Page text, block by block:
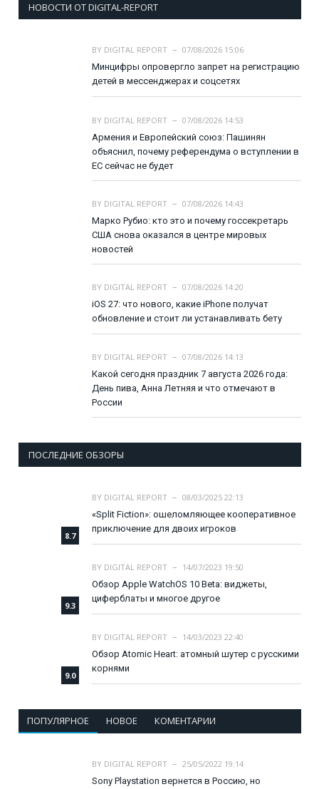
НОВОСТИ ОТ DIGITAL-REPORT
BY DIGITAL REPORT
07/08/2026 15:06
Минцифры опровергло запрет на регистрацию
детей в мессенджерах и соцсетях
BY DIGITAL REPORT
07/08/2026 14:53
Армения и Европейский союз: Пашинян
объяснил, почему референдума о вступлении в
ЕС сейчас не будет
BY DIGITAL REPORT
07/08/2026 14:43
Марко Рубио: кто это и почему госсекретарь
США снова оказался в центре мировых
новостей
BY DIGITAL REPORT
07/08/2026 14:20
iOS 27: что нового, какие iPhone получат
обновление и стоит ли устанавливать бету
BY DIGITAL REPORT
07/08/2026 14:13
Какой сегодня праздник 7 августа 2026 года:
День пива, Анна Летняя и что отмечают в
России
ПОСЛЕДНИЕ ОБЗОРЫ
8.7
BY DIGITAL REPORT
08/03/2025 22:13
«Split Fiction»: ошеломляющее кооперативное
приключение для двоих игроков
9.3
BY DIGITAL REPORT
14/07/2023 19:50
Обзор Apple WatchOS 10 Beta: виджеты,
циферблаты и многое другое
9.0
BY DIGITAL REPORT
14/03/2023 22:40
Обзор Atomic Heart: атомный шутер с русскими
корнями
ПОПУЛЯРНОЕ НОВОЕ КОМЕНТАРИИ
BY DIGITAL REPORT
25/05/2022 19:14
Sony Playstation вернется в Россию, но